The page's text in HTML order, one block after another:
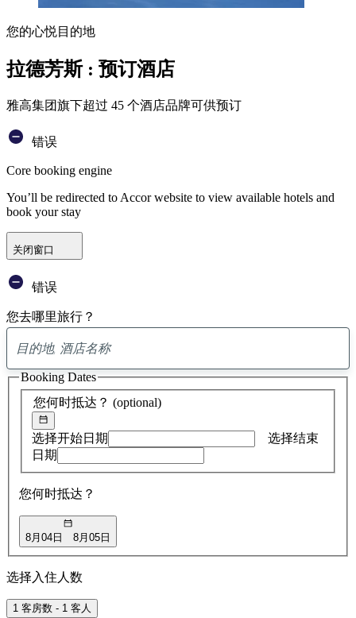
您的心悦目的地
拉德芳斯 : 预订酒店
雅高集团旗下超过 45 个酒店品牌可供预订
错误
Core booking engine
You’ll be redirected to Accor website to view available hotels and
book your stay
关闭窗口
错误
您去哪里旅行？
找
到
您何时抵达？ (optional)
选择开始日期
选择结束
日期
您何时抵达？
8月04日 8月05日
Booking Dates
选择入住人数
1 客房数 - 1 客人